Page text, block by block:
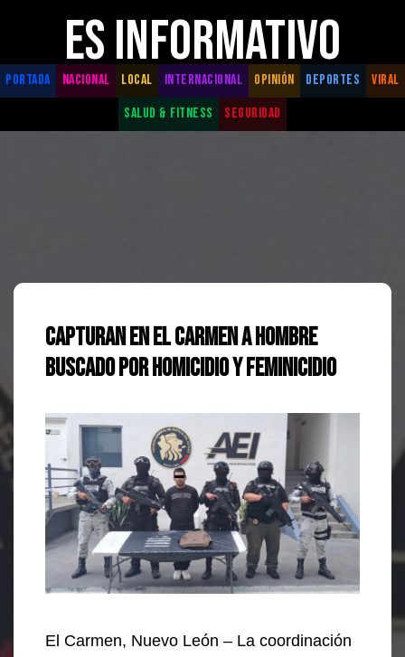
ES INFORMATIVO
PORTADA NACIONAL LOCAL INTERNACIONAL OPINIÓN DEPORTES
VIRAL
SALUD & FITNESS
SEGURIDAD
Capturan en El Carmen a Hombre
Buscado por Homicidio y Feminicidio
El Carmen, Nuevo León – La coordinación